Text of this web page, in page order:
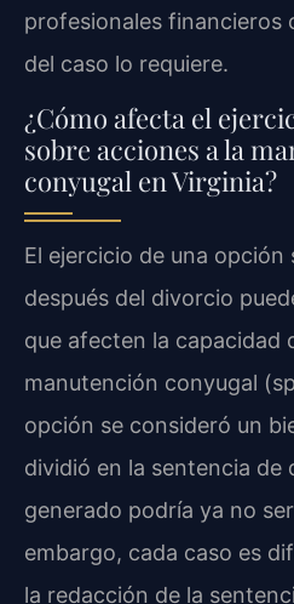
profesionales financieros
del caso lo requiere.
¿Cómo afecta el
sobre acciones a la
conyugal en Virginia?
El ejercicio de una opción
después del divorcio
que afecten la capacidad
manutención conyugal
opción se consideró un
dividió en la sentencia de
generado podría ya no
embargo, cada caso es
la redacción de la